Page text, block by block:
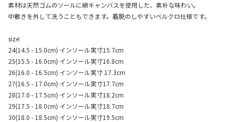
素材は天然ゴムのソールに綿キャンバスを使用した、素朴な味わい。
中敷きを外して洗うこともできます。着脱のしやすいベルクロ仕様です。
size:
24(14.5 - 15.0cm) インソール実寸15.7cm
25(15.5 - 16.0cm) インソール実寸16.8cm
26(16.0 - 16.5cm) インソール実寸 17.3cm
27(16.5 - 17.0cm) インソール実寸17.7cm
28(17.0 - 17.5cm) インソール実寸18.2cm
29(17.5 - 18.0cm) インソール実寸18.7cm
30(18.0 - 18.5cm) インソール実寸19.5cm